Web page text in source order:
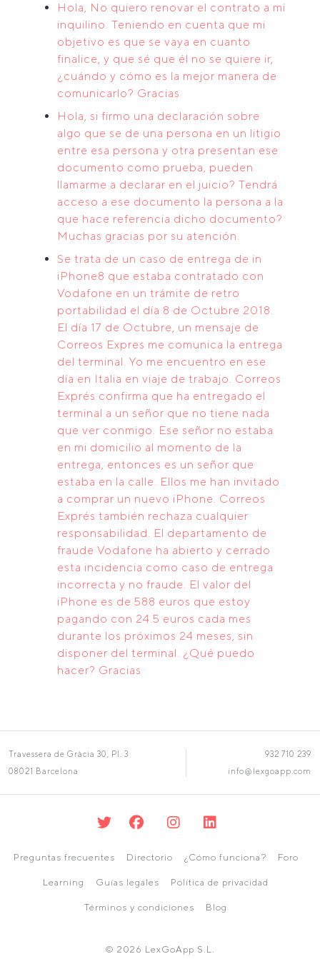
Hola, No quiero renovar el contrato a mi
inquilino. Teniendo en cuenta que mi
objetivo es que se vaya en cuanto
finalice, y que sé que él no se quiere ir,
¿cuándo y cómo es la mejor manera de
comunicarlo? Gracias
Hola, si firmo una declaración sobre
algo que se de una persona en un litigio
entre esa persona y otra presentan ese
documento como prueba, pueden
llamarme a declarar en el juicio? Tendrá
acceso a ese documento la persona a la
que hace referencia dicho documento?
Muchas gracias por su atención.
Se trata de un caso de entrega de in
iPhone8 que estaba contratado con
Vodafone en un trámite de retro
portabilidad el día 8 de Octubre 2018.
El día 17 de Octubre, un mensaje de
Correos Expres me comunica la entrega
del terminal. Yo me encuentro en ese
día en Italia en viaje de trabajo. Correos
Exprés confirma que ha entregado el
terminal a un señor que no tiene nada
que ver conmigo. Ese señor no estaba
en mi domicilio al momento de la
entrega, entonces es un señor que
estaba en la calle. Ellos me han invitado
a comprar un nuevo iPhone. Correos
Exprés también rechaza cualquier
responsabilidad. El departamento de
fraude Vodafone ha abierto y cerrado
esta incidencia como caso de entrega
incorrecta y no fraude. El valor del
iPhone es de 588 euros que estoy
pagando con 24.5 euros cada mes
durante los próximos 24 meses, sin
disponer del terminal. ¿Qué puedo
hacer? Gracias
Travessera de Gràcia 30, Pl. 3
08021 Barcelona
932 710 239
info@lexgoapp.com
Preguntas frecuentes Directorio ¿Cómo funciona? Foro
Learning Guías legales Política de privacidad
Términos y condiciones Blog
© 2026 LexGoApp S.L.